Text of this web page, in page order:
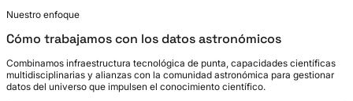
Nuestro enfoque
Cómo trabajamos con los datos astronómicos
Combinamos infraestructura tecnológica de punta, capacidades científicas
multidisciplinarias y alianzas con la comunidad astronómica para gestionar
datos del universo que impulsen el conocimiento científico.